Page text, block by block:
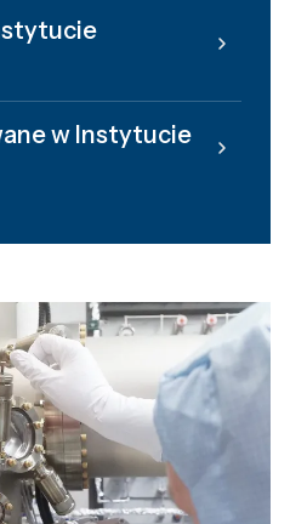
w Instytucie